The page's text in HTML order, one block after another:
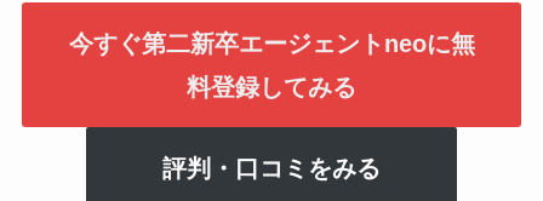
今すぐ第二新卒エージェントneoに無
料登録してみる
評判・口コミをみる